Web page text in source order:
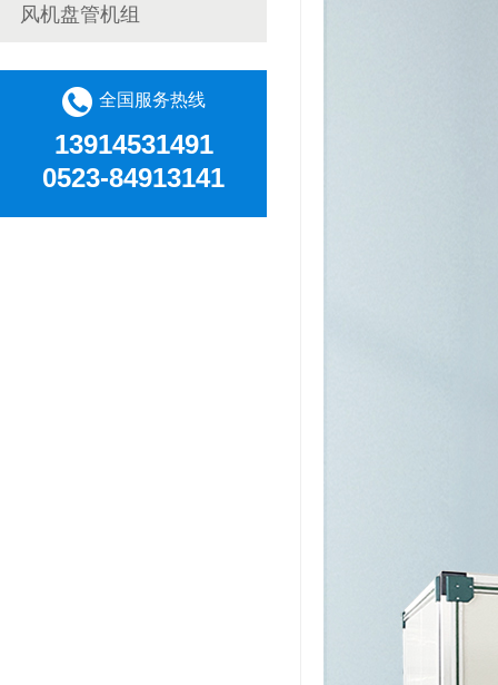
风机盘管机组
全国服务热线
13914531491
0523-84913141